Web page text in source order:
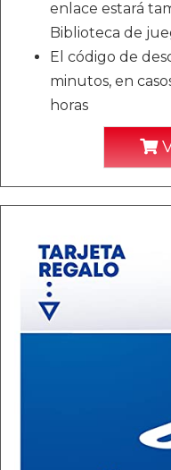
enlace estará
Biblioteca de
El código de
minutos, en
horas